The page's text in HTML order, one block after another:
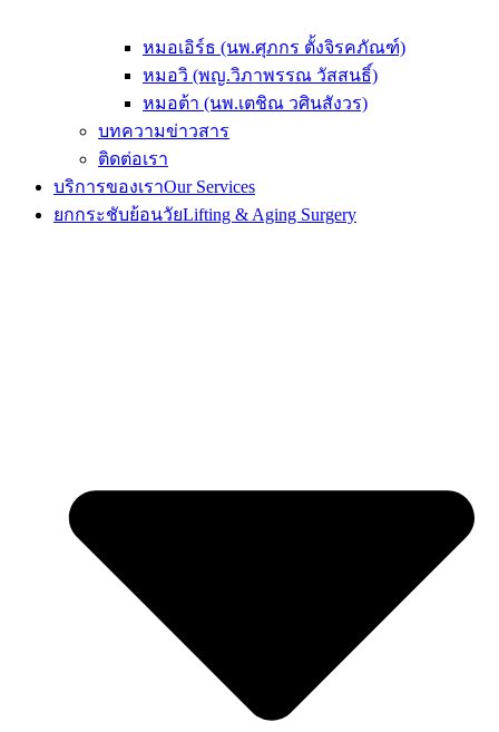
หมอเอิร์ธ (นพ.ศุภกร ตั้งจิรคภัณฑ์)
หมอวิ (พญ.วิภาพรรณ วัสสนธิ์)
หมอต้า (นพ.เตชิณ วศินสังวร)
บทความข่าวสาร
ติดต่อเรา
บริการของเราOur Services
ยกกระชับย้อนวัยLifting & Aging Surgery